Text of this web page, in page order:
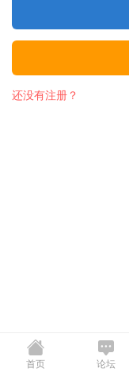
还没有注册？
首页 论坛